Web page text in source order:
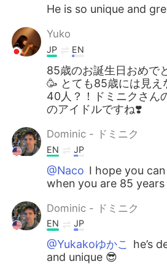
He is so unique and
Yuko
JP EN
85歳のお誕生日おめで
🥳 とても85歳には見え
40人？！ドミニクさん
のアイドルですね❣️
Dominic - ドミニク
EN JP
@Naco I hope you
when you are 85 years
Dominic - ドミニク
EN JP
@Yukakoゆかこ he’s
and unique 😎